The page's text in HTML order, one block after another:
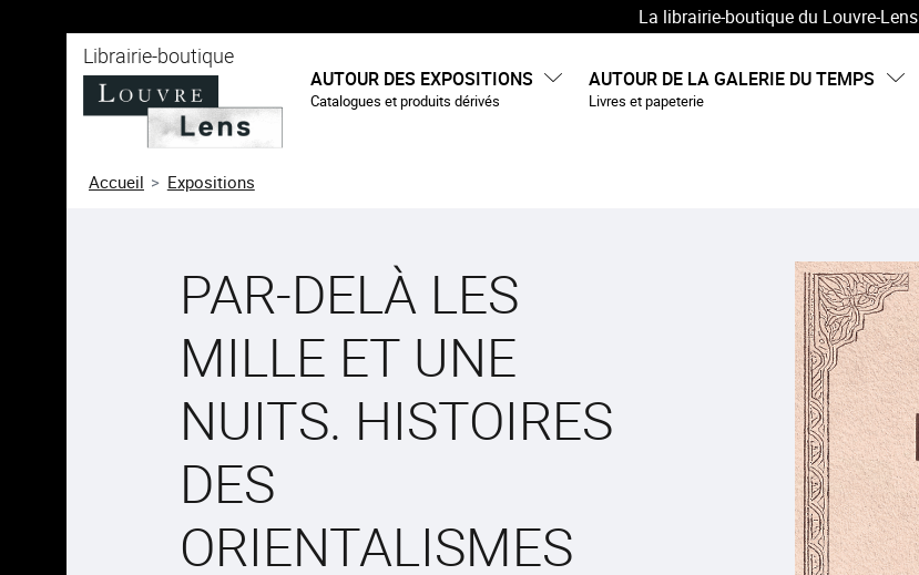
La librairie-boutique du Louvre-Lens
Librairie-boutique
AUTOUR DES EXPOSITIONS
Catalogues et produits dérivés
AUTOUR DE LA GALERIE DU TEMPS
Livres et papeterie
Accueil Expositions
PAR-DELÀ LES
MILLE ET UNE
NUITS. HISTOIRES
DES
ORIENTALISMES